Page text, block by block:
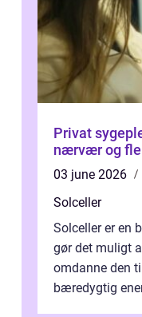
Privat sygepleje
nærvær og
03 june 2026
Solceller
Solceller er en
gør det muligt
omdanne den
bæredygtig